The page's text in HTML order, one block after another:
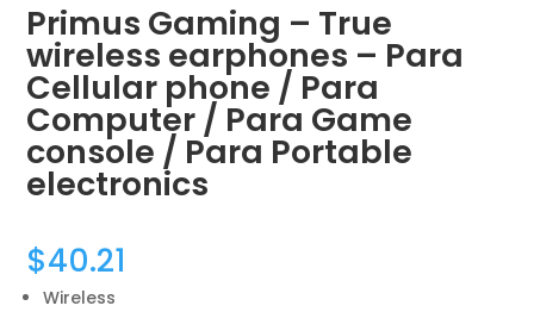
Primus Gaming – True
wireless earphones – Para
Cellular phone / Para
Computer / Para Game
console / Para Portable
electronics
$40.21
Wireless